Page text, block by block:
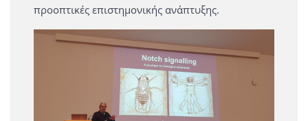
προοπτικές επιστημονικής ανάπτυξης.